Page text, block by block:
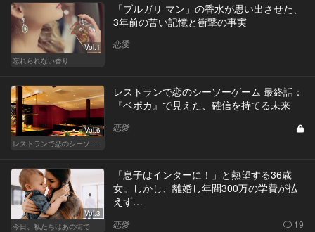
Vol.1
忘れられない香り
「ブルガリ マン」の香水が思い出させた、
3年前の苦い記憶と衝撃の事実
恋愛
Vol.6
レストランで恋のシーソーゲーム 最終話：
『ベポカ』で見えた、確信を持てる未来
恋愛
Vol.3
今日、私たちはあの街で
「息子はインターに！」と熱望する36歳
女。しかし、離婚し年間300万の学費が払
えず…
恋愛 19